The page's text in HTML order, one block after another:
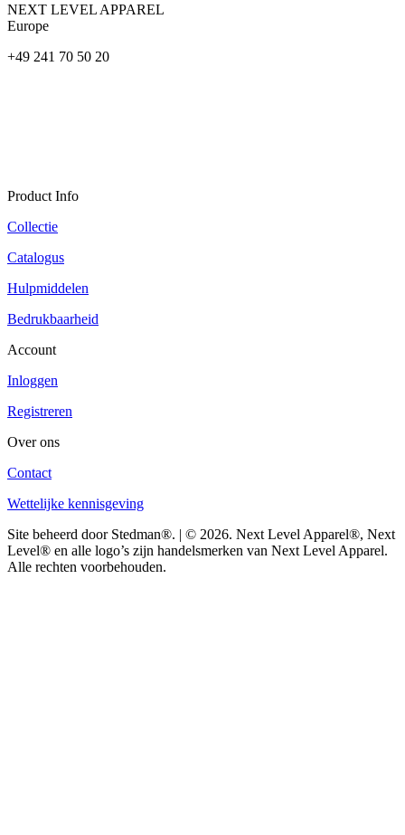
NEXT LEVEL APPAREL
Europe
+49 241 70 50 20
Product Info
Collectie
Catalogus
Hulpmiddelen
Bedrukbaarheid
Account
Inloggen
Registreren
Over ons
Contact
Wettelijke kennisgeving
Site beheerd door Stedman®. | © 2026. Next Level Apparel®, Next
Level® en alle logo’s zijn handelsmerken van Next Level Apparel.
Alle rechten voorbehouden.